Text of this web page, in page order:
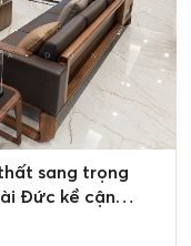
sang trọng
Đức kề cận